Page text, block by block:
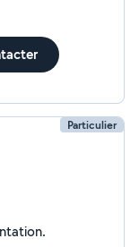
Particulier
ma présentation.